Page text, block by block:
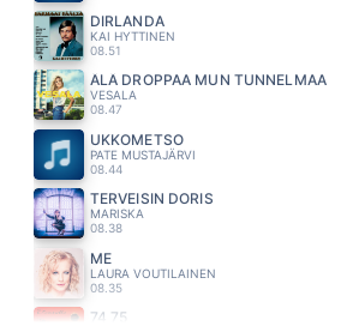
DIRLANDA
KAI HYTTINEN
08.51
ÄLÄ DROPPAA MUN TUNNELMAA
VESALA
08.47
UKKOMETSO
PATE MUSTAJÄRVI
08.44
TERVEISIN DORIS
MARISKA
08.38
ME
LAURA VOUTILAINEN
08.35
74 75